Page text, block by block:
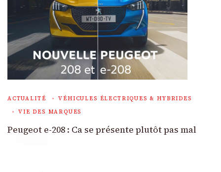
ACTUALITÉ
VÉHICULES ÉLECTRIQUES & HYBRIDES
VIE DES MARQUES
Peugeot e-208 : Ca se présente plutôt pas mal